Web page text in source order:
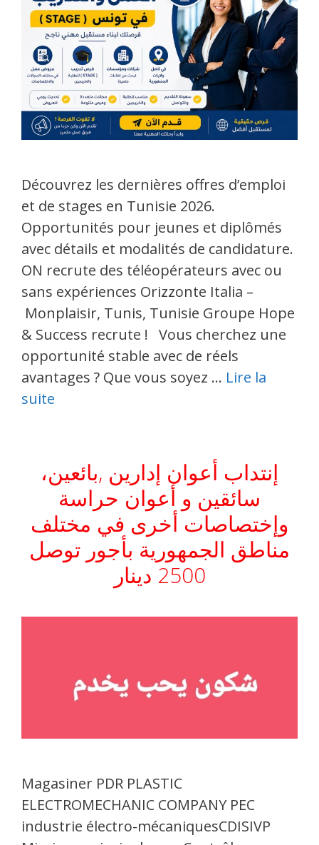
Découvrez les dernières offres d’emploi
et de stages en Tunisie 2026.
Opportunités pour jeunes et diplômés
avec détails et modalités de candidature.
ON recrute des téléopérateurs avec ou
sans expériences Orizzonte Italia –
Monplaisir, Tunis, Tunisie Groupe Hope
& Success recrute ! Vous cherchez une
opportunité stable avec de réels
avantages ? Que vous soyez … Lire la
suite
إنتداب أعوان إدارين ,بائعين،
سائقين و أعوان حراسة
وإختصاصات أخرى في مختلف
مناطق الجمهورية بأجور توصل
2500 دينار
Magasiner PDR PLASTIC
ELECTROMECHANIC COMPANY PEC
industrie électro-mécaniquesCDISIVP